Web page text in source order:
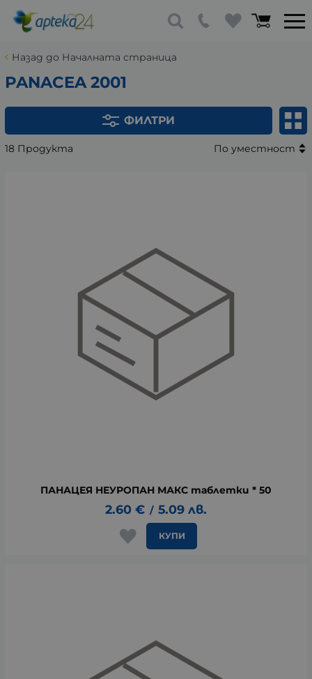
Назад до Началната страница
PANACEA 2001
ФИЛТРИ
18 Продукта По уместност
ПАНАЦЕЯ НЕУРОПАН МАКС таблетки * 50
2.60 € / 5.09 лв.
КУПИ